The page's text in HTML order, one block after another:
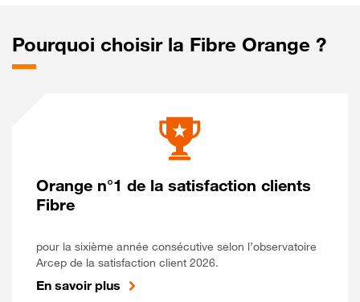
Pourquoi choisir la Fibre Orange ?
Orange n°1 de la satisfaction clients
Fibre
pour la sixième année consécutive selon l’observatoire
Arcep de la satisfaction client 2026.
En savoir plus